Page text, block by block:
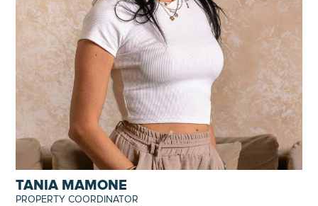
TANIA MAMONE
PROPERTY COORDINATOR